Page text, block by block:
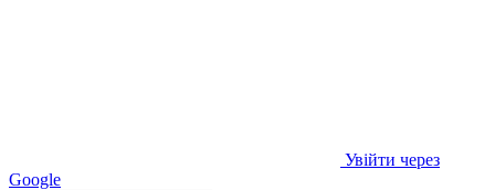
Увійти через
Google